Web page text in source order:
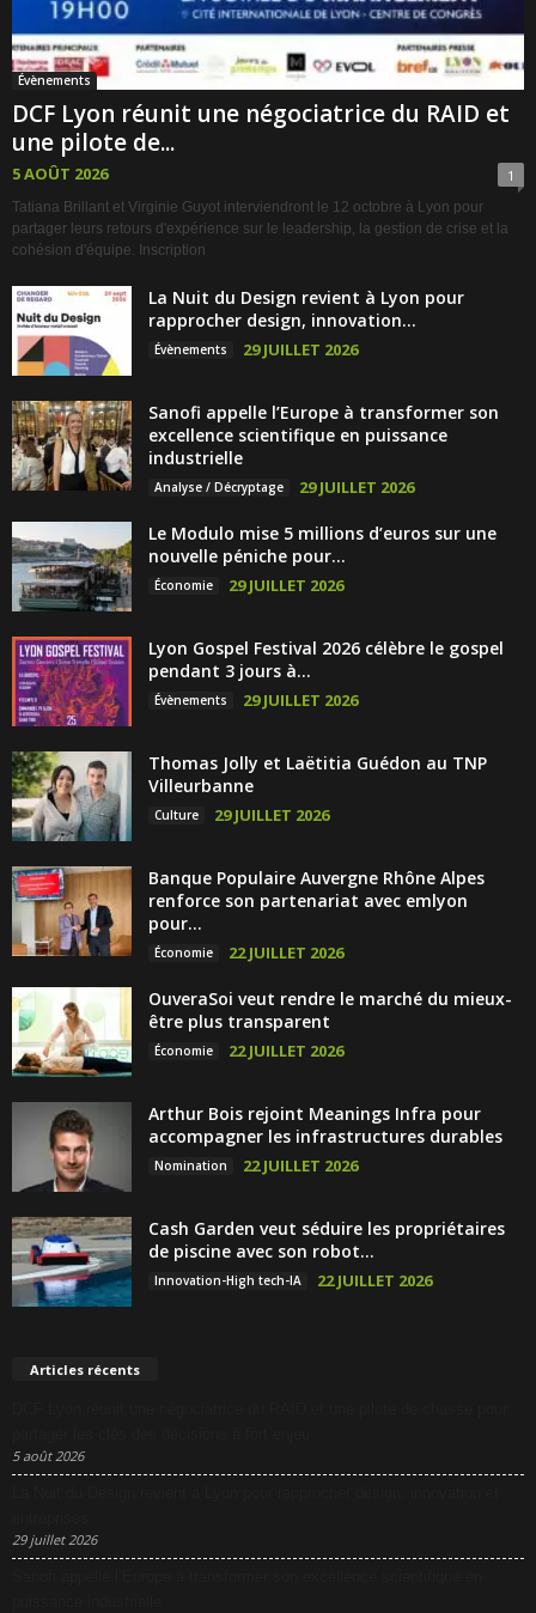
Évènements
DCF Lyon réunit une négociatrice du RAID et
une pilote de...
5 AOÛT 2026 1
Tatiana Brillant et Virginie Guyot interviendront le 12 octobre à Lyon pour
partager leurs retours d'expérience sur le leadership, la gestion de crise et la
cohésion d'équipe. Inscription
La Nuit du Design revient à Lyon pour
rapprocher design, innovation...
Évènements 29 JUILLET 2026
Sanofi appelle l’Europe à transformer son
excellence scientifique en puissance
industrielle
Analyse / Décryptage 29 JUILLET 2026
Le Modulo mise 5 millions d’euros sur une
nouvelle péniche pour...
Économie 29 JUILLET 2026
Lyon Gospel Festival 2026 célèbre le gospel
pendant 3 jours à...
Évènements 29 JUILLET 2026
Thomas Jolly et Laëtitia Guédon au TNP
Villeurbanne
Culture 29 JUILLET 2026
Banque Populaire Auvergne Rhône Alpes
renforce son partenariat avec emlyon
pour...
Économie 22 JUILLET 2026
OuveraSoi veut rendre le marché du mieux-
être plus transparent
Économie 22 JUILLET 2026
Arthur Bois rejoint Meanings Infra pour
accompagner les infrastructures durables
Nomination 22 JUILLET 2026
Cash Garden veut séduire les propriétaires
de piscine avec son robot...
Innovation-High tech-IA 22 JUILLET 2026
Articles récents
5 août 2026
29 juillet 2026